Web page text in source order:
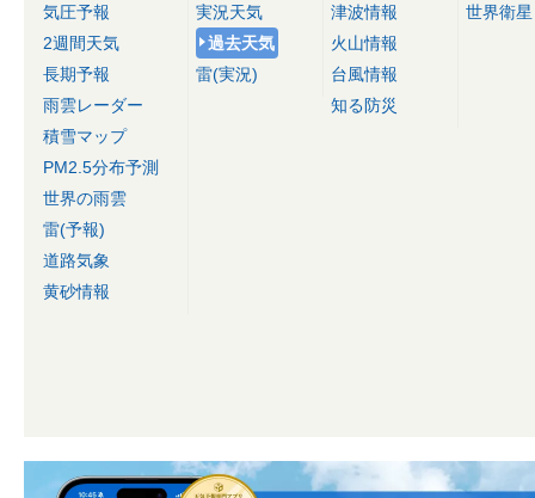
気圧予報
2週間天気
長期予報
雨雲レーダー
積雪マップ
PM2.5分布予測
世界の雨雲
雷(予報)
道路気象
黄砂情報
実況天気
過去天気
雷(実況)
津波情報
火山情報
台風情報
知る防災
世界衛星